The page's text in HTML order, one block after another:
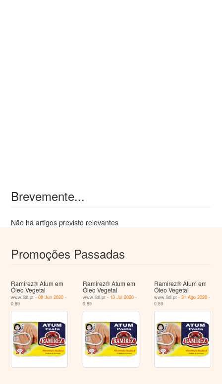
Brevemente...
Não há artigos previsto relevantes
Promoções Passadas
Ramirez® Atum em
Óleo Vegetal
www.lidl.pt -08 Jun 2020 -
0.89
Ramirez® Atum em
Óleo Vegetal
www.lidl.pt - 13 Jul 2020-
0.89
Ramirez® Atum em
Óleo Vegetal
www.lidl.pt -31 Ago 2020 -
0.89